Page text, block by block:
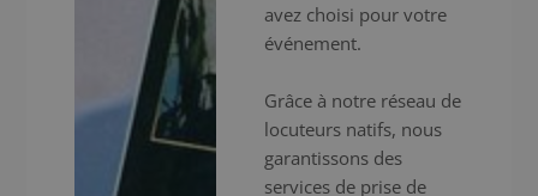
avez choisi pour votre
événement.
Grâce à notre réseau de
locuteurs natifs, nous
garantissons des
services de prise de